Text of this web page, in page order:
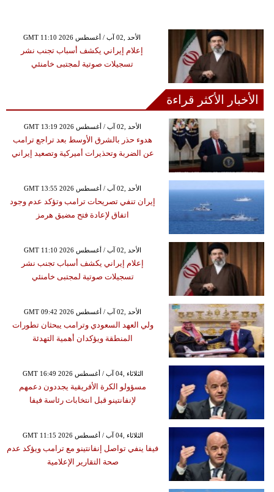
GMT 11:10 2026 الأحد ,02 آب / أغسطس
إعلام إيراني يكشف أسباب تجنب نشر
تسجيلات صوتية لمجتبى خامنئي
الأخبار الأكثر قراءة
GMT 13:19 2026 الأحد ,02 آب / أغسطس
هدوء حذر بالشرق الأوسط بعد تراجع ترامب
عن الضربة وتحذيرات أميركية وتصعيد إيراني
GMT 13:55 2026 الأحد ,02 آب / أغسطس
إيران تنفي تصريحات ترامب وتؤكد عدم وجود
اتفاق لإعادة فتح مضيق هرمز
GMT 11:10 2026 الأحد ,02 آب / أغسطس
إعلام إيراني يكشف أسباب تجنب نشر
تسجيلات صوتية لمجتبى خامنئي
GMT 09:42 2026 الأحد ,02 آب / أغسطس
ولي العهد السعودي وترامب يبحثان تطورات
المنطقة ويؤكدان أهمية التهدئة
GMT 16:49 2026 الثلاثاء ,04 آب / أغسطس
مسؤولو الكرة الأفريقية يجددون دعمهم
لإنفانتينو قبل انتخابات رئاسة فيفا
GMT 11:15 2026 الثلاثاء ,04 آب / أغسطس
فيفا ينفي تواصل إنفانتينو مع ترامب ويؤكد عدم
صحة التقارير الإعلامية